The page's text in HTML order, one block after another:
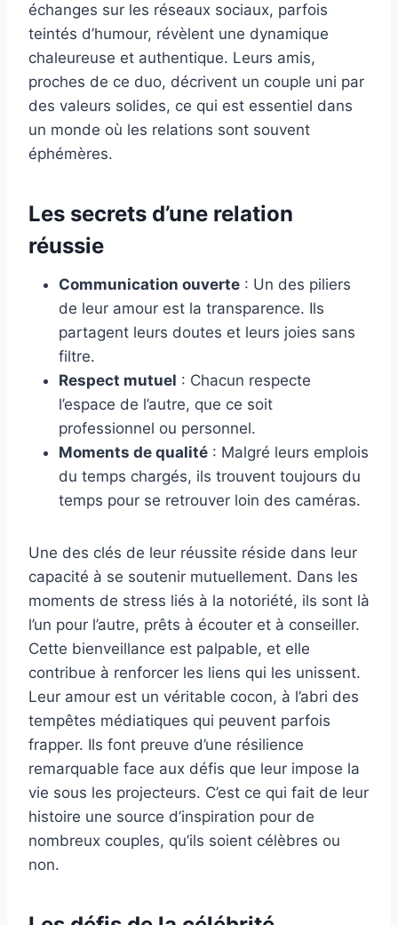
échanges sur les réseaux sociaux, parfois
teintés d’humour, révèlent une dynamique
chaleureuse et authentique. Leurs amis,
proches de ce duo, décrivent un couple uni par
des valeurs solides, ce qui est essentiel dans
un monde où les relations sont souvent
éphémères.
Les secrets d’une relation
réussie
Communication ouverte : Un des piliers
de leur amour est la transparence. Ils
partagent leurs doutes et leurs joies sans
filtre.
Respect mutuel : Chacun respecte
l’espace de l’autre, que ce soit
professionnel ou personnel.
Moments de qualité : Malgré leurs emplois
du temps chargés, ils trouvent toujours du
temps pour se retrouver loin des caméras.
Une des clés de leur réussite réside dans leur
capacité à se soutenir mutuellement. Dans les
moments de stress liés à la notoriété, ils sont là
l’un pour l’autre, prêts à écouter et à conseiller.
Cette bienveillance est palpable, et elle
contribue à renforcer les liens qui les unissent.
Leur amour est un véritable cocon, à l’abri des
tempêtes médiatiques qui peuvent parfois
frapper. Ils font preuve d’une résilience
remarquable face aux défis que leur impose la
vie sous les projecteurs. C’est ce qui fait de leur
histoire une source d’inspiration pour de
nombreux couples, qu’ils soient célèbres ou
non.